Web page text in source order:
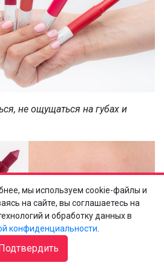
не ощущаться на губах и
мы используем cookie-файлы и
на сайте, вы соглашаетесь на
и обработку данных в
конфиденциальности